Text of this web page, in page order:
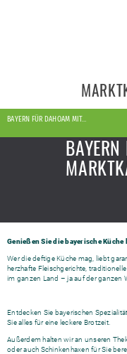
BAYERN FÜR DAHOAM MIT…
Genießen Sie die bayerische Küche
Wer die deftige Küche mag, liebt
herzhafte Fleischgerichte,
im ganzen Land – ja auf der ganzen
Entdecken Sie bayerischen
Sie alles für eine leckere Brotzeit.
Außerdem halten wir an unseren
oder auch Schinkenhaxen für Sie